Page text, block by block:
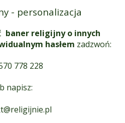
- personalizacja
baner religijny o innych
hasłem zadzwoń:
778 228
napisz: